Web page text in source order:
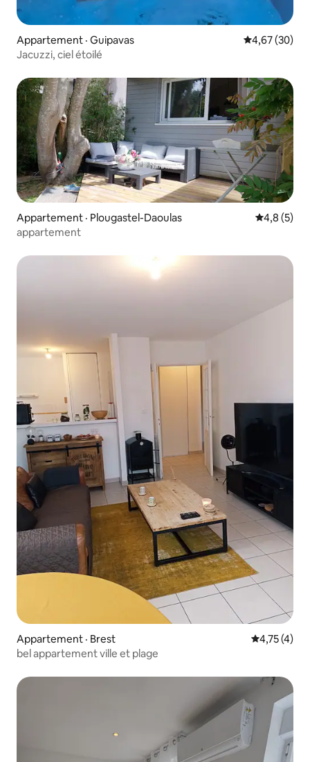
Appartement · Guipavas Note
4,67 (30)
Jacuzzi, ciel étoilé
Appartement · Plougastel-Daoulas Note
4,8 (5)
appartement
Appartement · Brest Note
4,75 (4)
bel appartement ville et plage